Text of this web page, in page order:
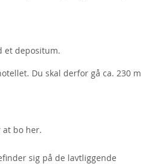
et depositum.
Du skal derfor gå ca. 230 m
at bo her.
sig på de lavtliggende